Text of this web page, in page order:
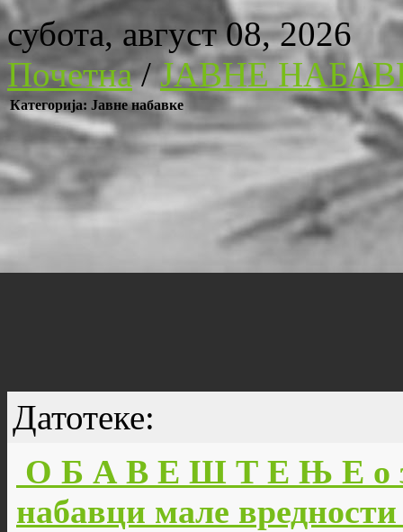
субота, август 08, 2026
Почетна/ЈАВНЕ
Категорија: Јавне набавке
Датотеке:
О Б А В Е Ш Т Е Њ Е о
набавци мале